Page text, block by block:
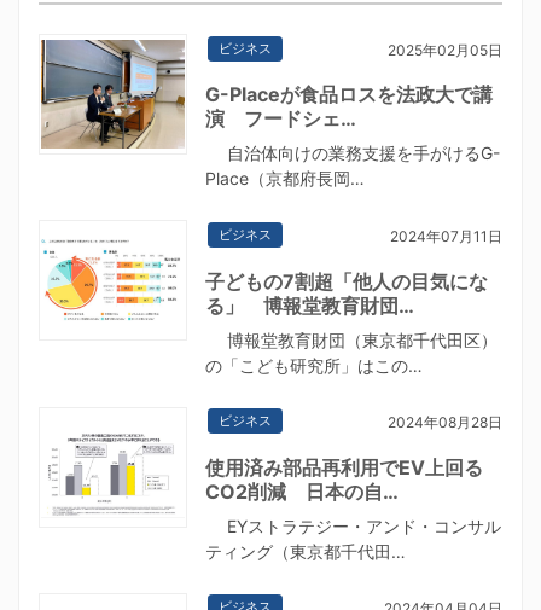
ビジネス 2025年02月05日
G-Placeが食品ロスを法政大で講
演 フードシェ…
自治体向けの業務支援を手がけるG-
Place（京都府長岡…
ビジネス 2024年07月11日
子どもの7割超「他人の目気にな
る」 博報堂教育財団…
博報堂教育財団（東京都千代田区）
の「こども研究所」はこの…
ビジネス 2024年08月28日
使用済み部品再利用でEV上回る
CO2削減 日本の自…
EYストラテジー・アンド・コンサル
ティング（東京都千代田…